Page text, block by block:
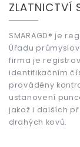
ZLATNICTVÍ
SMARAGD® je
Úřadu
firma je
identifikačním
prováděny
ustanovení
jakož i dalších
drahých kovů.